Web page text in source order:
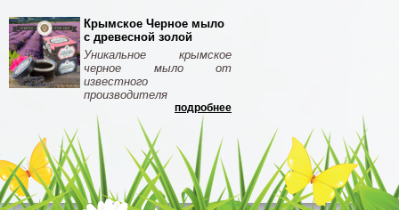
Крымское Черное мыло
с древесной золой
Уникальное крымское
черное мыло от
известного
производителя
подробнее